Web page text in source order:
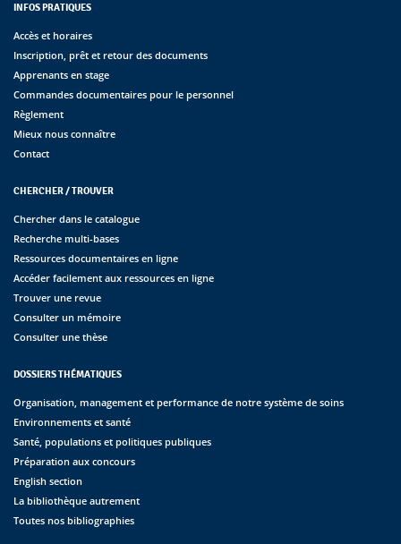
INFOS PRATIQUES
Accès et horaires
Inscription, prêt et retour des documents
Apprenants en stage
Commandes documentaires pour le personnel
Règlement
Mieux nous connaître
Contact
CHERCHER / TROUVER
Chercher dans le catalogue
Recherche multi-bases
Ressources documentaires en ligne
Accéder facilement aux ressources en ligne
Trouver une revue
Consulter un mémoire
Consulter une thèse
DOSSIERS THÉMATIQUES
Organisation, management et performance de notre système de soins
Environnements et santé
Santé, populations et politiques publiques
Préparation aux concours
English section
La bibliothèque autrement
Toutes nos bibliographies